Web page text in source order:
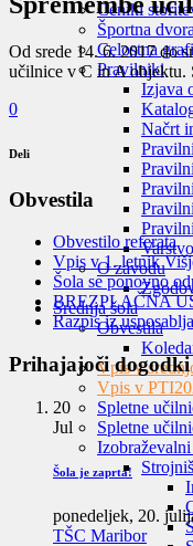
Ceniki
Športna
Celostna
Pravilniki
Izjava
Načrt
O zavodu
Srednja šola
Obvestila
Vpis v
Vpis v PTI
Spletne
Spletne
Od srede 14. 6. 2017 do
učilnice v C in A objektu.
0
Deli
Obvestila
Obvestilo referata
Vpis v 1. letnik
Šola se ponovno
BREZPLAČNA
Razpis iz
Prihajajoči dogodki
20
Jul
Šola je zaprta!
ponedeljek, 20.
TŠC Maribor